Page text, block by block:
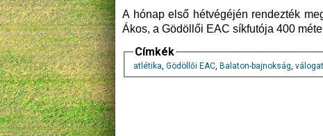
A hónap első hétvégéjén rendezték
Ákos, a Gödöllői EAC síkfutója 400
Címkék
atlétika, Gödöllői EAC, Balaton-bajnokság,